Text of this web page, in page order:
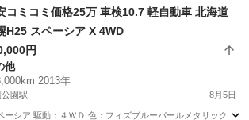
稲積公園駅 eKワゴン ekワゴン
コミコミ価格25万 車検10.7 軽自動車 北海道
H25 スペーシア X 4WD
円
他
2013年
園駅 8月5日
ーシア 駆動：４ＷＤ 色：フィズブルーパールメタリック